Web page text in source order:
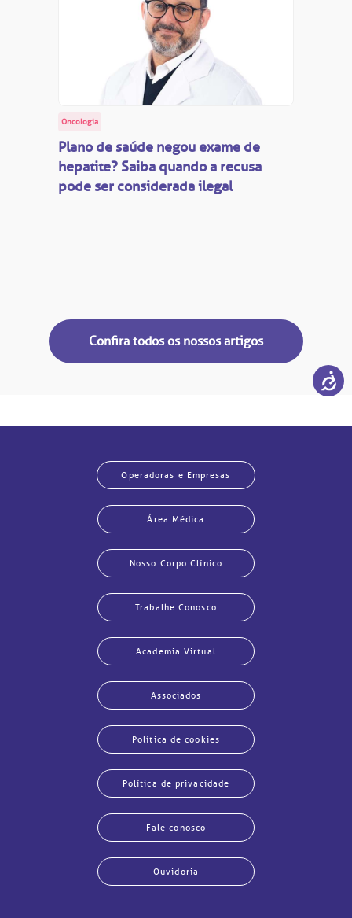
Oncologia
Plano de saúde negou exame de
hepatite? Saiba quando a recusa
pode ser considerada ilegal
Confira todos os nossos artigos
Operadoras e Empresas
Área Médica
Nosso Corpo Clínico
Trabalhe Conosco
Academia Virtual
Associados
Política de cookies
Política de privacidade
Fale conosco
Ouvidoria